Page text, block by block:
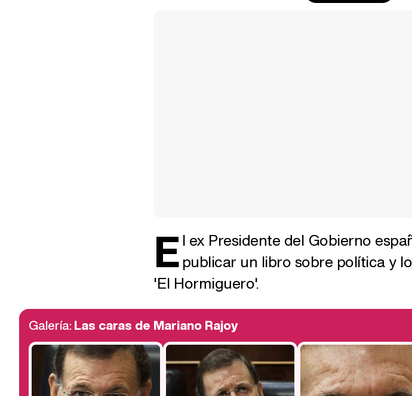
El ex Presidente del Gobierno
publicar un libro sobre política y
'El Hormiguero'.
Galería:Las caras de Mariano Rajoy